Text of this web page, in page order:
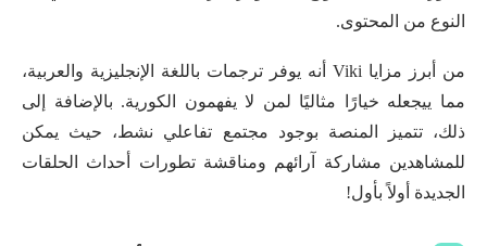
النوع من المحتوى.
من أبرز مزايا Viki أنه يوفر ترجمات باللغة الإنجليزية والعربية،
مما ييجعله خيارًا مثاليًا لمن لا يفهمون الكورية. بالإضافة إلى
ذلك، تتميز المنصة بوجود مجتمع تفاعلي نشط، حيث يمكن
للمشاهدين مشاركة آرائهم ومناقشة تطورات أحداث الحلقات
الجديدة أولاً بأول!